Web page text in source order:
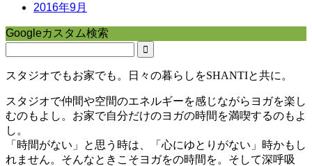
2016年9月
Googleカスタム検索
スタジオでもお家でも。日々の暮らしをSHANTIと共に。
スタジオで仲間や空間のエネルギーを感じながらヨガを楽し
むのもよし。お家で自分だけのヨガの時間を満喫するのもよ
し。
「時間がない」と思う時は、「心にゆとりがない」時かもし
れません。そんなときこそヨガをの時間を。そして深呼吸